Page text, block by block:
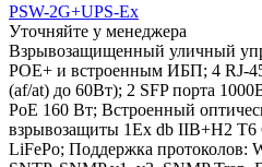
PSW-2G+UPS-Ex
Уточняйте у менеджера
Взрывозащищенный уличный
POE+ и встроенным ИБП; 4 RJ-
(af/at) до 60Вт); 2 SFP порта
PoE 160 Вт; Встроенный
взрывозащиты 1Ex db IIB+H2 T6
LiFePo; Поддержка протоколов: